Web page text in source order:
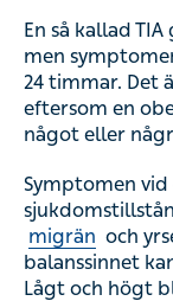
En så kallad
men
24 timmar. Det
eftersom en
något eller
Symptomen
migrän och
balanssinnet
Lågt och högt